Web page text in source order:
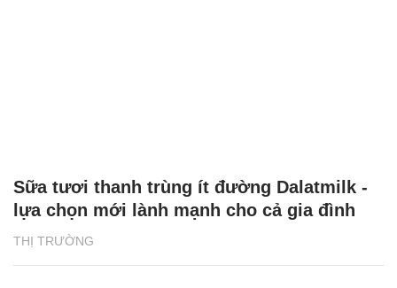
THỊ TRƯỜNG
Sữa tươi thanh trùng ít đường Dalatmilk -
lựa chọn mới lành mạnh cho cả gia đình